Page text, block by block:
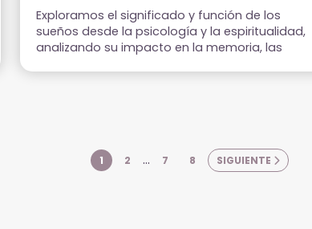
Exploramos el significado y función de los
sueños desde la psicología y la espiritualidad,
analizando su impacto en la memoria, las
1 2 … 7 8 SIGUIENTE